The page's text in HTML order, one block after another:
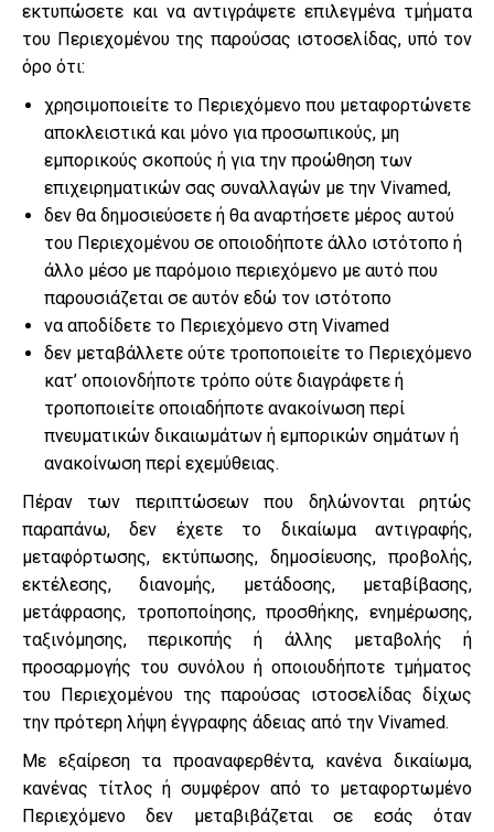
εκτυπώσετε και να αντιγράψετε επιλεγμένα τμήματα
του Περιεχομένου της παρούσας ιστοσελίδας, υπό τον
όρο ότι:
χρησιμοποιείτε το Περιεχόμενο που μεταφορτώνετε
αποκλειστικά και μόνο για προσωπικούς, μη
εμπορικούς σκοπούς ή για την προώθηση των
επιχειρηματικών σας συναλλαγών με την Vivamed,
δεν θα δημοσιεύσετε ή θα αναρτήσετε μέρος αυτού
του Περιεχομένου σε οποιοδήποτε άλλο ιστότοπο ή
άλλο μέσο με παρόμοιο περιεχόμενο με αυτό που
παρουσιάζεται σε αυτόν εδώ τον ιστότοπο
να αποδίδετε το Περιεχόμενο στη Vivamed
δεν μεταβάλλετε ούτε τροποποιείτε το Περιεχόμενο
κατ’ οποιονδήποτε τρόπο ούτε διαγράφετε ή
τροποποιείτε οποιαδήποτε ανακοίνωση περί
πνευματικών δικαιωμάτων ή εμπορικών σημάτων ή
ανακοίνωση περί εχεμύθειας.
Πέραν των περιπτώσεων που δηλώνονται ρητώς
παραπάνω, δεν έχετε το δικαίωμα αντιγραφής,
μεταφόρτωσης, εκτύπωσης, δημοσίευσης, προβολής,
εκτέλεσης, διανομής, μετάδοσης, μεταβίβασης,
μετάφρασης, τροποποίησης, προσθήκης, ενημέρωσης,
ταξινόμησης, περικοπής ή άλλης μεταβολής ή
προσαρμογής του συνόλου ή οποιουδήποτε τμήματος
του Περιεχομένου της παρούσας ιστοσελίδας δίχως
την πρότερη λήψη έγγραφης άδειας από την Vivamed.
Με εξαίρεση τα προαναφερθέντα, κανένα δικαίωμα,
κανένας τίτλος ή συμφέρον από το μεταφορτωμένο
Περιεχόμενο δεν μεταβιβάζεται σε εσάς όταν